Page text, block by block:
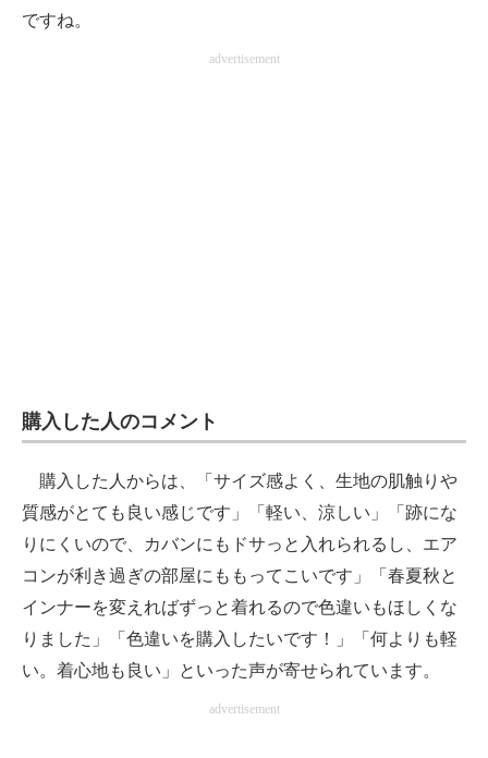
ですね。
advertisement
購入した人のコメント
購入した人からは、「サイズ感よく、生地の肌触りや
質感がとても良い感じです」「軽い、涼しい」「跡にな
りにくいので、カバンにもドサっと入れられるし、エア
コンが利き過ぎの部屋にももってこいです」「春夏秋と
インナーを変えればずっと着れるので色違いもほしくな
りました」「色違いを購入したいです！」「何よりも軽
い。着心地も良い」といった声が寄せられています。
advertisement